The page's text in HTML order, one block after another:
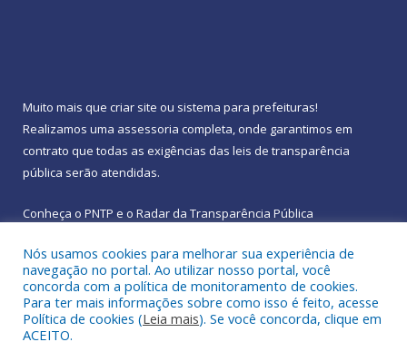
Muito mais que criar site ou sistema para prefeituras!
Realizamos uma assessoria completa, onde garantimos em
contrato que todas as exigências das leis de transparência
pública serão atendidas.
Conheça o PNTP e o Radar da Transparência Pública
Todos os direitos reservados a Prefeitura Municipal de
Rebouças.
Nós usamos cookies para melhorar sua experiência de
navegação no portal. Ao utilizar nosso portal, você
concorda com a política de monitoramento de cookies.
Para ter mais informações sobre como isso é feito, acesse
Política de cookies (Leia mais). Se você concorda, clique em
ACEITO.